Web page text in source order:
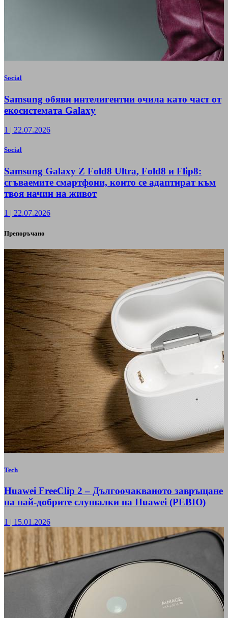
Social
Samsung обяви интелигентни очила като част от
екосистемата Galaxy
1 | 22.07.2026
Social
Samsung Galaxy Z Fold8 Ultra, Fold8 и Flip8:
сгъваемите смартфони, които се адаптират към
твоя начин на живот
1 | 22.07.2026
Препоръчано
Tech
Huawei FreeClip 2 – Дългоочакваното завръщане
на най-добрите слушалки на Huawei (РЕВЮ)
1 | 15.01.2026